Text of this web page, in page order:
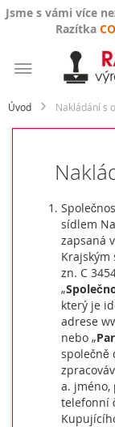
Jsme s vámi více
Razítka
Úvod Nakládání s
sídlem
zapsaná
Krajským
zn. C
„
který je
adrese
nebo „
společně
a. jméno,
telefonní